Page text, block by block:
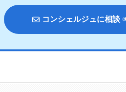
コンシェルジュに相談 （